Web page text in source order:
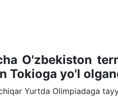
O'zbekiston
Tokioga yo'l
Yurtda Olimpiadaga